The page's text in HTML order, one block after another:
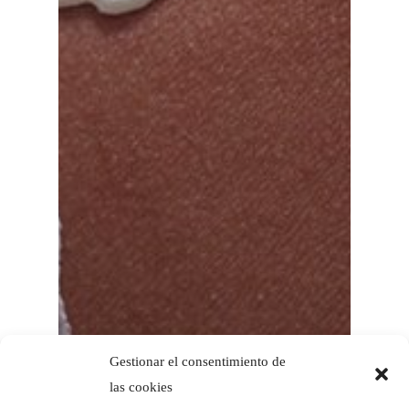
Gestionar el consentimiento de
las cookies